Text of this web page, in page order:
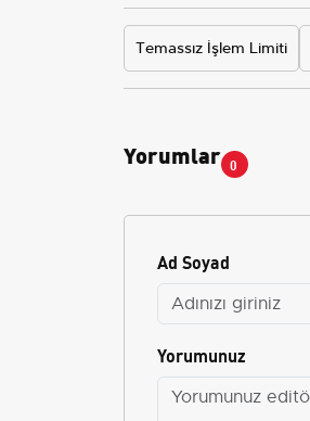
Temassız İşlem Limiti
Yorumlar 0
Ad Soyad
Yorumunuz